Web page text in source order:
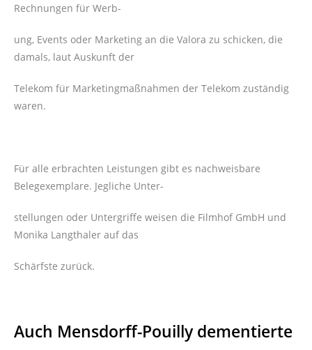
Rechnungen für Werb-
ung, Events oder Marketing an die Valora zu schicken, die
damals, laut Auskunft der
Telekom für Marketingmaßnahmen der Telekom zuständig
waren.
Für alle erbrachten Leistungen gibt es nachweisbare
Belegexemplare. Jegliche Unter-
stellungen oder Untergriffe weisen die Filmhof GmbH und
Monika Langthaler auf das
Schärfste zurück.
Auch Mensdorff-Pouilly dementierte